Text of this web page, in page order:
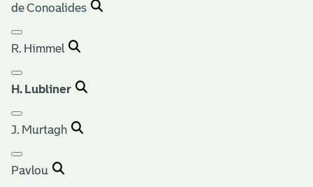
de Conoalides
R. Himmel
H. Lubliner
J. Murtagh
Pavlou